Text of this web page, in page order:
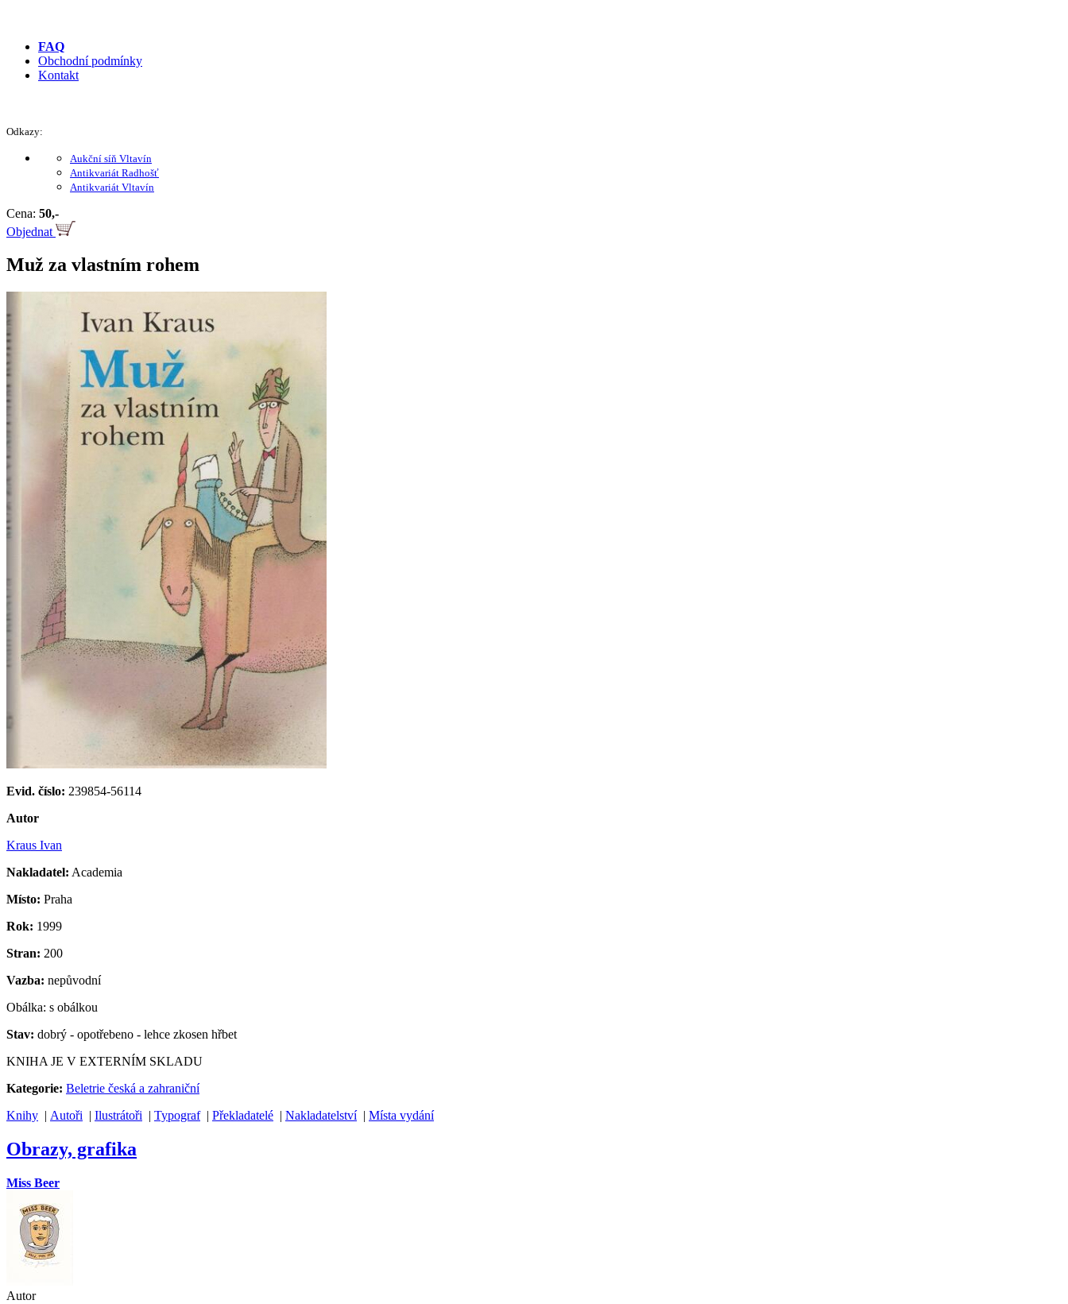
FAQ
Obchodní podmínky
Kontakt
Odkazy:
Aukční síň Vltavín
Antikvariát Radhošť
Antikvariát Vltavín
Cena: 50,-
Objednat
Muž za vlastním rohem
Evid. číslo: 239854-56114
Autor
Kraus Ivan
Nakladatel: Academia
Místo: Praha
Rok: 1999
Stran: 200
Vazba: nepůvodní
Obálka: s obálkou
Stav: dobrý - opotřebeno - lehce zkosen hřbet
KNIHA JE V EXTERNÍM SKLADU
Kategorie: Beletrie česká a zahraniční
Knihy | Autoři | Ilustrátoři | Typograf| Překladatelé | Nakladatelství| Místa vydání
Obrazy, grafika
Miss Beer
Autor